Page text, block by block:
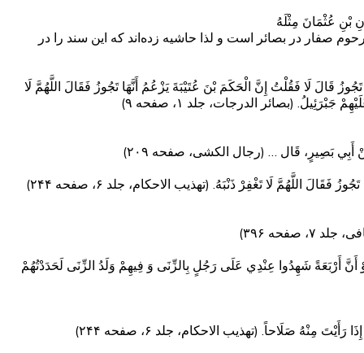
عُثْمَانَ مِثْلَهُ
صفار در بصائر است و لذا حاشیه زده‌اند که این سند را در
لَا فَقُلْتُ إِنَّ الْحَكَمَ بْنَ عُتَيْبَةَ يَزْعُمُ أَنَّهَا تَجُوزُ فَقَالَ اللَّهُمَّ لَا
(بصائر الدرجات، جلد ۱، صفحه ۹)
بَصِيرٍ، قَال‏ … (رجال الکشی، صفحه ۲۰۹)
لَا تَغْفِرْ ذَنْبَهُ‏. (تهذیب الاحکام، جلد ۶، صفحه ۲۴۴)
۳۹۶)
شَهِدُوا عِنْدِي عَلَى رَجُلٍ بِالزِّنَى وَ فِيهِمْ‏ وَلَدُ الزِّنَى لَحَدَدْتُهُمْ
(تهذیب الاحکام، جلد ۶، صفحه ۲۴۴)